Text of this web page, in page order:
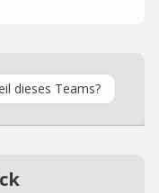
dieses Teams?